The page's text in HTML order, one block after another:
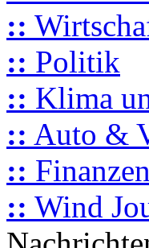
::
:: Politik
:: Klima
:: Auto &
::
:: Wind